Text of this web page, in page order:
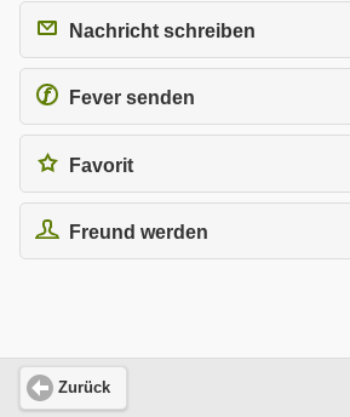
Nachricht schreiben
Fever senden
Favorit
Freund werden
Zurück